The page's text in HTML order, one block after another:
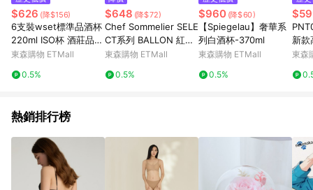
如顯示之商品規格、顏色、價位、贈品與東森購物ETMall銷售網
頁不符，以銷售網頁標示為準。 9. 若有贈點爭議，請務必於訂單
日期+180天以內至LINE購物客服洽詢；若超過180天(含)以上進
行申訴，恕無法贈點回饋。 10. 部分點數紅包僅限指定商品使
用，或不適用於無回饋商品。各點數紅包之適用商品與使用條件
請依點數紅包頁面規則為準。
$626 (降$156)
6支裝wset標準品酒杯
220ml ISO杯 酒莊品鑒
用杯侍酒師培訓侍文院
東森購物 ETMall
0.5%
$648 (降$72)
Chef Sommelier SELE
CT系列 BALLON 紅酒
杯 350ml - 2入
東森購物 ETMall
0.5%
$960 (降$60)
【Spiegelau】奢華系
列白酒杯-370ml
東森購物 ETMall
0.5%
新款
調酒
東森
熱銷排行榜